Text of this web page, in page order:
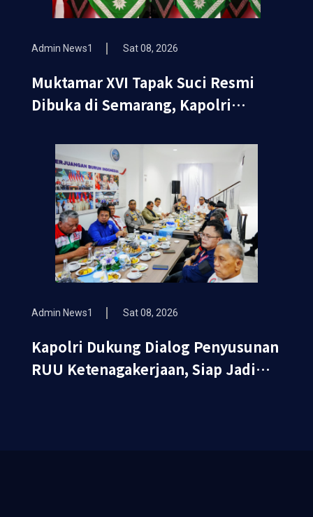
Admin News1 Sat 08, 2026
Muktamar XVI Tapak Suci Resmi
Dibuka di Semarang, Kapolri
Kehormatan
Admin News1 Sat 08, 2026
Kapolri Dukung Dialog Penyusunan
RUU Ketenagakerjaan, Siap Jadi